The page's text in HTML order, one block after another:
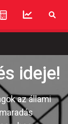
ideje!
az állami